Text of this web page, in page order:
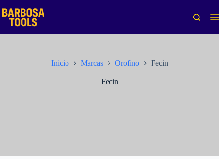
al
contenido
Inicio Marcas Orofino Fecin
Fecin